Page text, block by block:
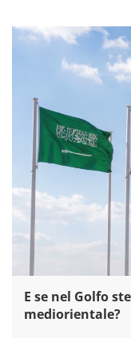
E se nel Golfo
mediorientale?